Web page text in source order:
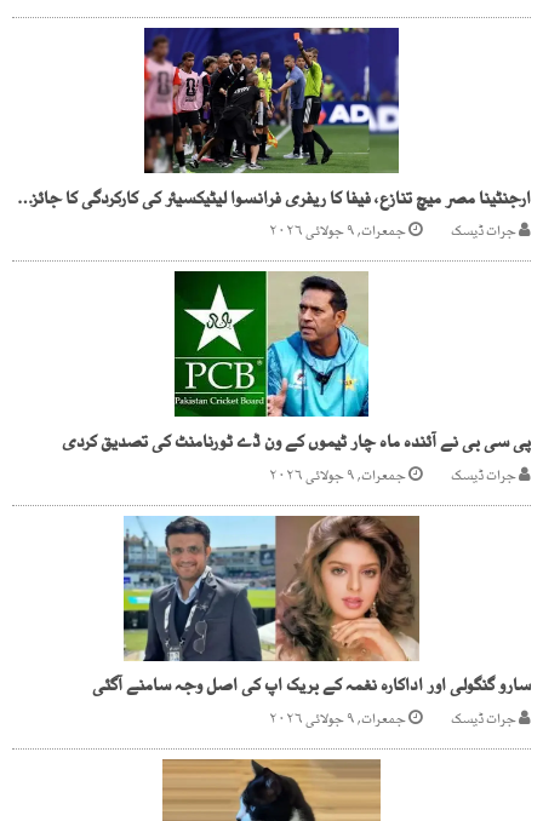
ارجنٹینا مصر میچ تنازع، فیفا کا ریفری فرانسوا لیٹیکسیئر کی کارکردگی کا جائزہ لینے کا فیصلہ
جرات ڈیسک جمعرات, ۹ جولائی ۲۰۲۶
پی سی بی نے آئندہ ماہ چار ٹیموں کے ون ڈے ٹورنامنٹ کی تصدیق کردی
جرات ڈیسک جمعرات, ۹ جولائی ۲۰۲۶
سارو گنگولی اور اداکارہ نغمہ کے بریک اپ کی اصل وجہ سامنے آگئی
جرات ڈیسک جمعرات, ۹ جولائی ۲۰۲۶